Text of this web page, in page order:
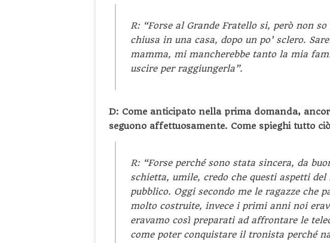
R: “Forse al Grande Fratello si, però non
chiusa in una casa, dopo un po’ sclero.
mamma, mi mancherebbe tanto la mia
uscire per raggiungerla”.
D: Come anticipato nella prima domanda,
seguono affettuosamente. Come spieghi tutto
R: “Forse perché sono stata sincera, da
schietta, umile, credo che questi aspetti
pubblico. Oggi secondo me le ragazze che
molto costruite, invece i primi anni noi
eravamo così preparati ad affrontare le
come poter conquistare il tronista perché